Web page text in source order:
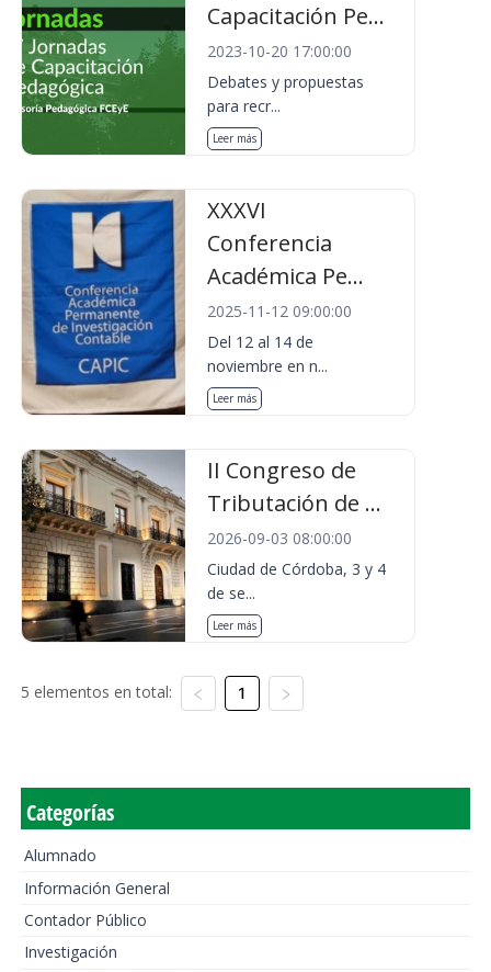
Capacitación Pe...
2023-10-20 17:00:00
Debates y propuestas
para recr...
Leer más
XXXVI
Conferencia
Académica Pe...
2025-11-12 09:00:00
Del 12 al 14 de
noviembre en n...
Leer más
II Congreso de
Tributación de ...
2026-09-03 08:00:00
Ciudad de Córdoba, 3 y 4
de se...
Leer más
5 elementos en total: 1
Categorías
Alumnado
Información General
Contador Público
Investigación